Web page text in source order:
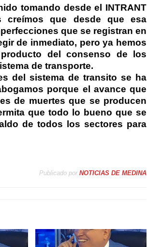
tomando desde el INTRANT
creímos que desde que esa
que se registran en
de inmediato, pero ya hemos
del consenso de los
de transporte.
del sistema de transito se ha
porque el avance que
de muertes que se producen
que todo lo bueno que se
de todos los sectores para
Publicado por NOTICIAS DE MEDINA